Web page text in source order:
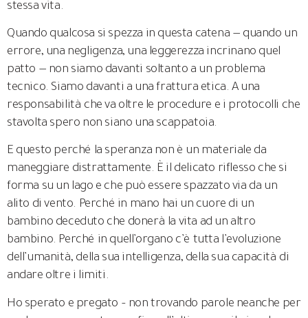
stessa vita.
Quando qualcosa si spezza in questa catena — quando un
errore, una negligenza, una leggerezza incrinano quel
patto — non siamo davanti soltanto a un problema
tecnico. Siamo davanti a una frattura etica. A una
responsabilità che va oltre le procedure e i protocolli che
stavolta spero non siano una scappatoia.
E questo perché la speranza non è un materiale da
maneggiare distrattamente. È il delicato riflesso che si
forma su un lago e che può essere spazzato via da un
alito di vento. Perché in mano hai un cuore di un
bambino deceduto che donerà la vita ad un altro
bambino. Perché in quell’organo c’è tutta l’evoluzione
dell’umanità, della sua intelligenza, della sua capacità di
andare oltre i limiti.
Ho sperato e pregato – non trovando parole neanche per